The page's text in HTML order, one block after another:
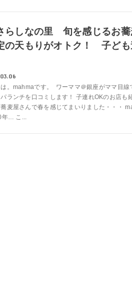
らしなの里 旬を感じるお蕎
の天もりがオトク！ 子ども
は。mahmaです。 ワーママ＠銀座がママ目線
ランチを口コミします！ 子連れOKのお店も
麦屋さんで春を感じてまいりました・・・
年… こ...